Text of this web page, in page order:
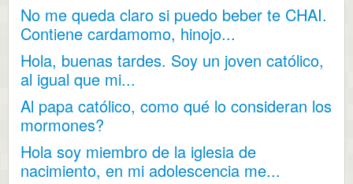
No me queda claro si puedo beber te CHAI.
Contiene cardamomo, hinojo...
Hola, buenas tardes. Soy un joven católico,
al igual que mi...
Al papa católico, como qué lo consideran los
mormones?
Hola soy miembro de la iglesia de
nacimiento, en mi adolescencia me...